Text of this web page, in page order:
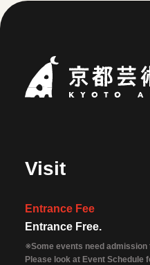
Visit
Entrance Fee
Entrance Free.
※Some events need admission
Please look at Event Schedule